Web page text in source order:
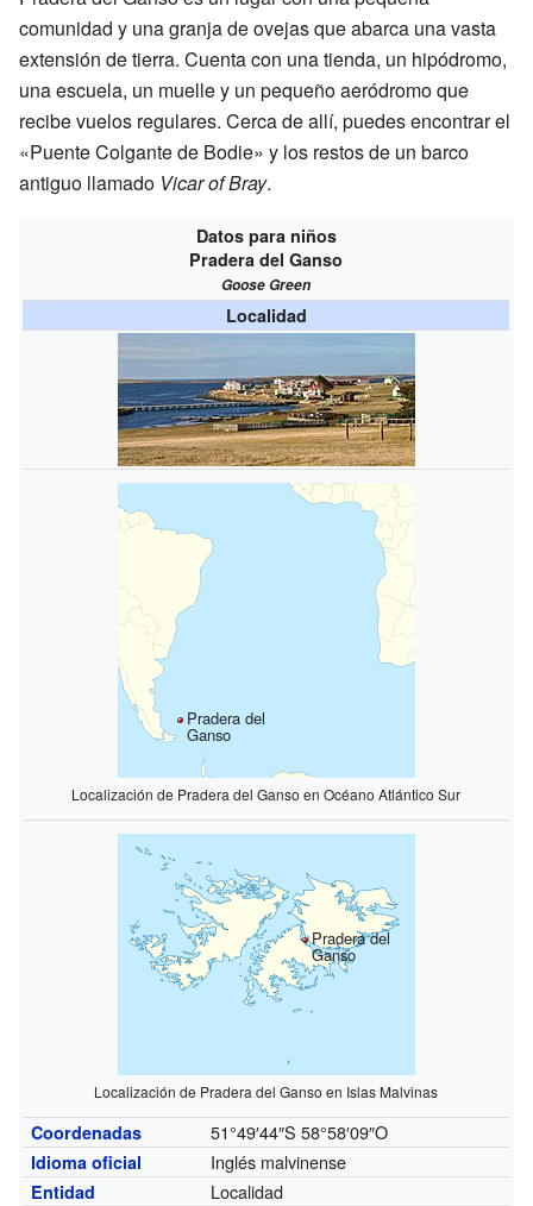
comunidad y una granja de ovejas que abarca una vasta
extensión de tierra. Cuenta con una tienda, un hipódromo,
una escuela, un muelle y un pequeño aeródromo que
recibe vuelos regulares. Cerca de allí, puedes encontrar el
«Puente Colgante de Bodie» y los restos de un barco
antiguo llamado Vicar of Bray.
Datos para niños
Pradera del Ganso
Goose Green
Localidad
Pradera del
Ganso
Localización de Pradera del Ganso en Océano Atlántico Sur
Pradera del
Ganso
Localización de Pradera del Ganso en Islas Malvinas
Coordenadas 51°49′44″S 58°58′09″O
Idioma oficial Inglés malvinense
Entidad
Localidad